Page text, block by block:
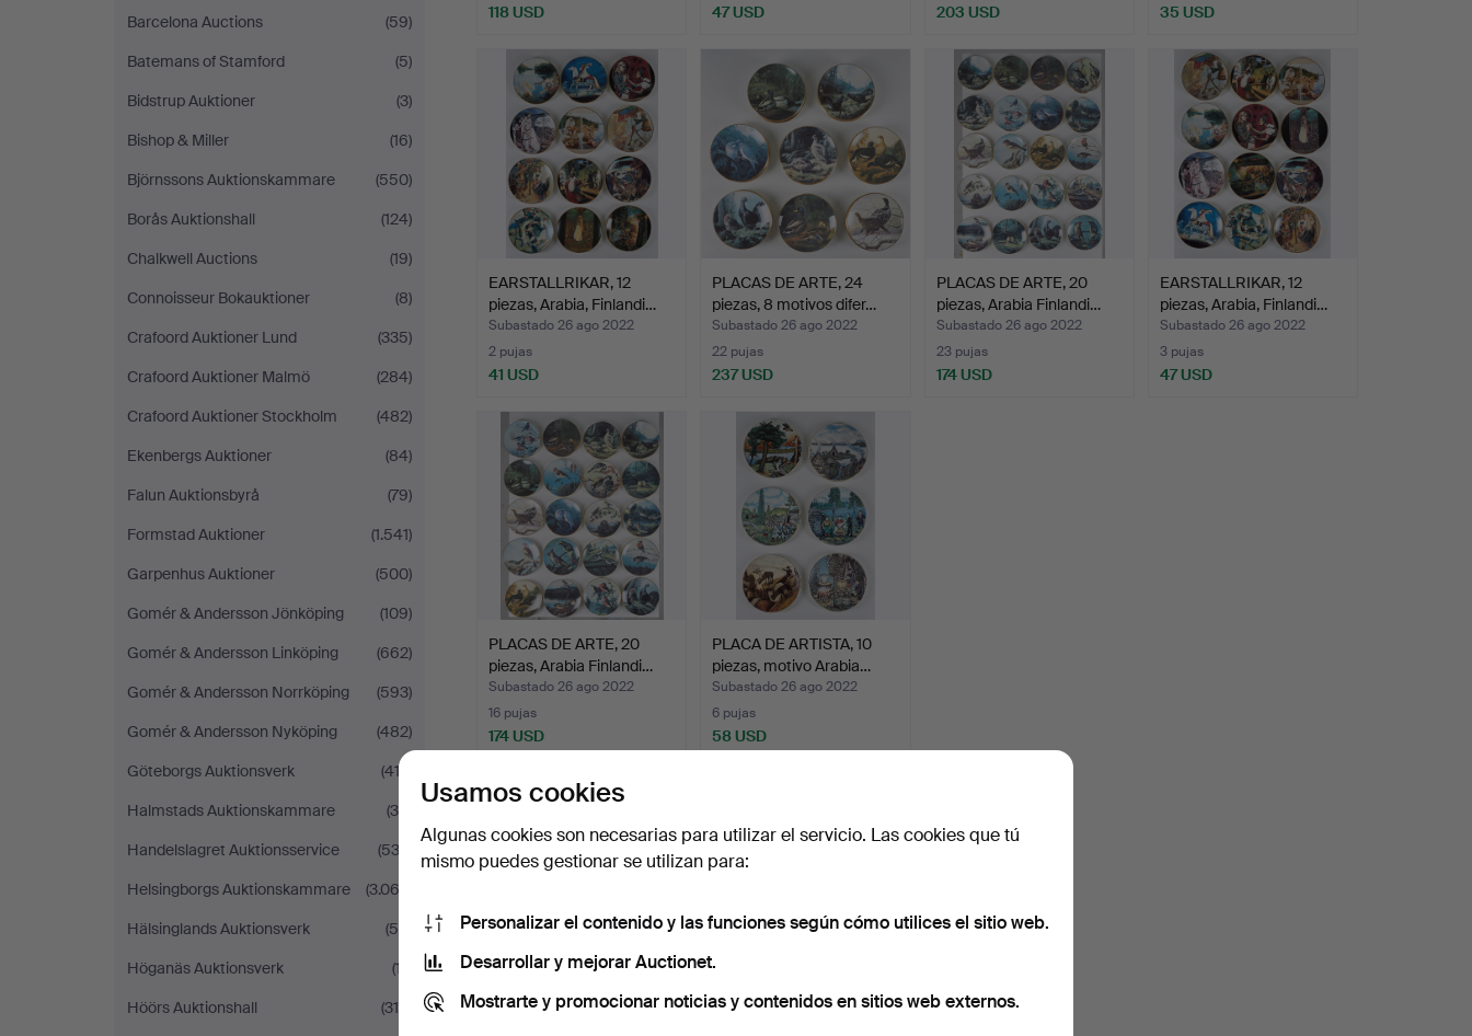
Barcelona Auctions
(59)
Batemans of Stamford
(5)
Bidstrup Auktioner
(3)
Bishop & Miller
(16)
Björnssons Auktionskammare
(550)
Borås Auktionshall
(124)
Chalkwell Auctions
(19)
Connoisseur Bokauktioner
(8)
Crafoord Auktioner Lund
(335)
Crafoord Auktioner Malmö
(284)
Crafoord Auktioner Stockholm
(482)
Ekenbergs Auktioner
(84)
Falun Auktionsbyrå
(79)
Formstad Auktioner
(1.541)
Garpenhus Auktioner
(500)
Gomér & Andersson Jönköping
(109)
Gomér & Andersson Linköping
(662)
Gomér & Andersson Norrköping
(593)
Gomér & Andersson Nyköping
(482)
Göteborgs Auktionsverk
(412)
Halmstads Auktionskammare
(30)
Handelslagret Auktionsservice
(533)
Helsingborgs Auktionskammare
(3.062)
Hälsinglands Auktionsverk
(50)
Höganäs Auktionsverk
(17)
Höörs Auktionshall
(315)
118 USD 47 USD 203 USD 35 USD
EARSTALLRIKAR, 12
piezas, Arabia, Finlandi…
Subastado 26 ago 2022
2 pujas
41 USD
PLACAS DE ARTE, 24
piezas, 8 motivos difer…
Subastado 26 ago 2022
22 pujas
237 USD
PLACAS DE ARTE, 20
piezas, Arabia Finlandi…
Subastado 26 ago 2022
23 pujas
174 USD
EARSTALLRIKAR, 12
piezas, Arabia, Finlandi…
Subastado 26 ago 2022
3 pujas
47 USD
PLACAS DE ARTE, 20
piezas, Arabia Finlandi…
Subastado 26 ago 2022
16 pujas
174 USD
PLACA DE ARTISTA, 10
piezas, motivo Arabia…
Subastado 26 ago 2022
6 pujas
58 USD
Suscribir búsqueda
Usamos cookies
Algunas cookies son necesarias para utilizar el servicio. Las cookies que tú
mismo puedes gestionar se utilizan para:
Personalizar el contenido y las funciones según cómo utilices el sitio web.
Desarrollar y mejorar Auctionet.
Mostrarte y promocionar noticias y contenidos en sitios web externos.